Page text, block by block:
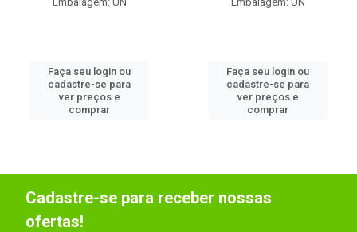
Faça seu login ou
cadastre-se para
ver preços e
comprar
Faça seu login ou
cadastre-se para
ver preços e
comprar
Cadastre-se para receber nossas
ofertas!